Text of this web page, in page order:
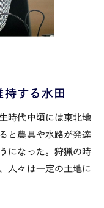
持する水田
時代中頃には東北地
と農具や水路が発達
になった。狩猟の時
人々は一定の土地に